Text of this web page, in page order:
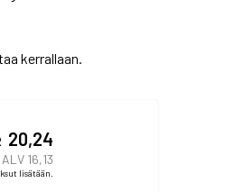
kerrallaan.
20,24
16,13
lisätään.